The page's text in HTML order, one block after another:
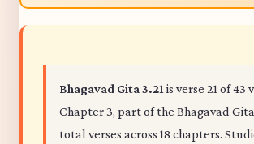
Bhagavad Gita 3.21 is verse 21 of 43
Chapter 3, part of the Bhagavad
total verses across 18 chapters.